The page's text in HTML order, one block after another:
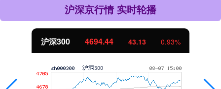
沪深京行情 实时轮播
北证50 1134.24 11.37 1.01%